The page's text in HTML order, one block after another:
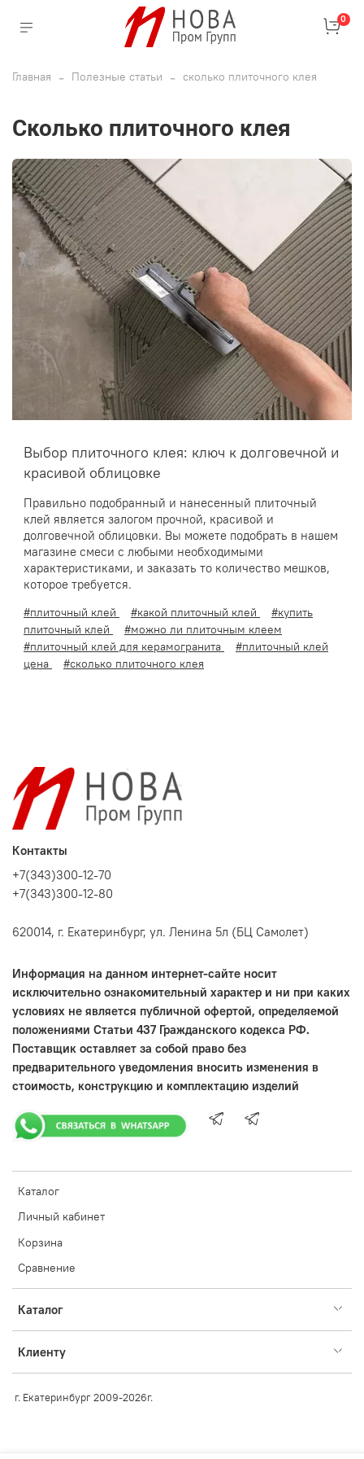
0
Главная Полезные статьи сколько плиточного клея
сколько плиточного клея
Выбор плиточного клея: ключ к долговечной и
красивой облицовке
Правильно подобранный и нанесенный плиточный
клей является залогом прочной, красивой и
долговечной облицовки. Вы можете подобрать в нашем
магазине смеси с любыми необходимыми
характеристиками, и заказать то количество мешков,
которое требуется.
#плиточный клей #какой плиточный клей
#купить
плиточный клей
#можно ли плиточным клеем
#плиточный клей для керамогранита
#плиточный клей
цена
#сколько плиточного клея
Каталог
Личный кабинет
Корзина
Сравнение
Каталог
Клиенту
Контакты
+7(343)300-12-70
+7(343)300-12-80
620014, г. Екатеринбург, ул. Ленина 5л (БЦ Самолет)
Информация на данном интернет-сайте носит
исключительно ознакомительный характер и ни при каких
условиях не является публичной офертой, определяемой
положениями Статьи 437 Гражданского кодекса РФ.
Поставщик оставляет за собой право без
предварительного уведомления вносить изменения в
стоимость, конструкцию и комплектацию изделий
г. Екатеринбург 2009-2026г.